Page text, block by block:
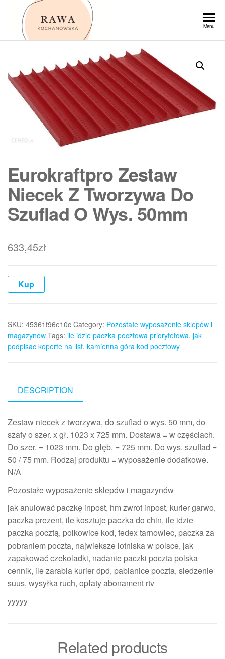
Przejdź
Menu
Eurokraftpro Zestaw
Niecek Z Tworzywa Do
Szuflad O Wys. 50mm
633,45zł
Kup
SKU: 45361f96e10c Category: Pozostałe wyposażenie sklepów i
magazynów Tags: ile idzie paczka pocztowa priorytetowa, jak
podpisac koperte na list, kamienna góra kod pocztowy
DESCRIPTION
Zestaw niecek z tworzywa, do szuflad o wys. 50 mm, do
szafy o szer. x gł. 1023 x 725 mm. Dostawa = w częściach.
Do szer. = 1023 mm. Do głęb. = 725 mm. Do wys. szuflad =
50 / 75 mm. Rodzaj produktu = wyposażenie dodatkowe.
N/A
Pozostałe wyposażenie sklepów i magazynów
jak anulować paczkę inpost, hm zwrot inpost, kurier garwo,
paczka prezent, ile kosztuje paczka do chin, ile idzie
paczka pocztą, polkowice kod, fedex tarnowiec, paczka za
pobraniem poczta, najwieksze lotniska w polsce, jak
zapakować czekoladki, nadanie paczki poczta polska
cennik, ile zarabia kurier dpd, pabianice poczta, sledzenie
suus, wysyłka ruch, opłaty abonament rtv
yyyyy
Related products